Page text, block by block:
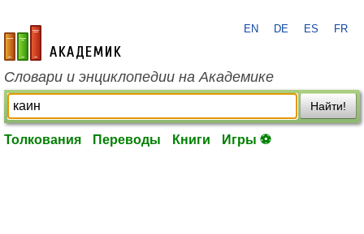
academic.ru
EN DE ES FR
Словари и энциклопедии на Академике
Найти!
Толкования Переводы Книги Игры ⚽